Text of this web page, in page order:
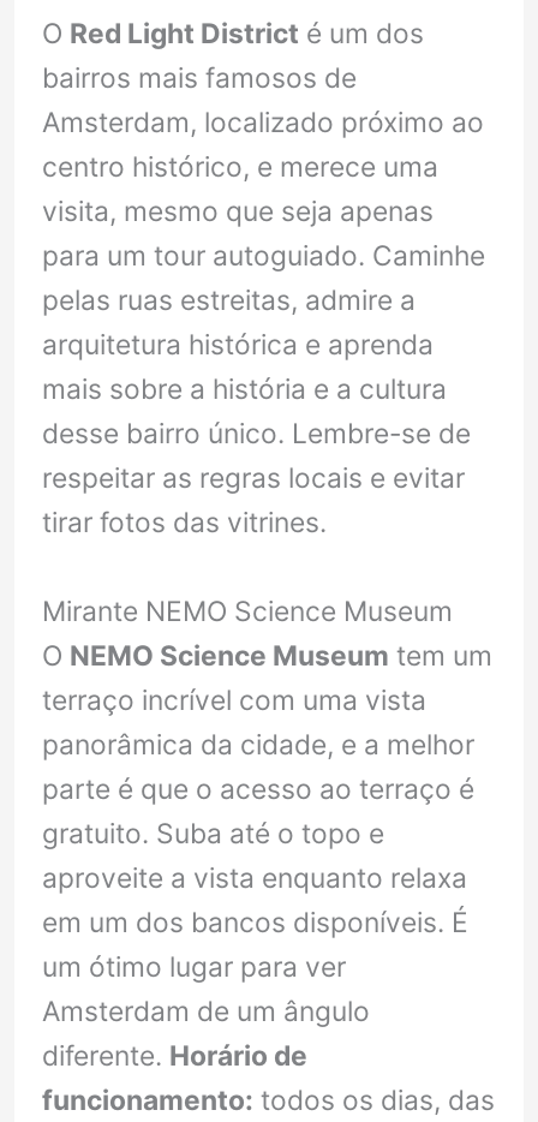
O Red Light District é um dos
bairros mais famosos de
Amsterdam, localizado próximo ao
centro histórico, e merece uma
visita, mesmo que seja apenas
para um tour autoguiado. Caminhe
pelas ruas estreitas, admire a
arquitetura histórica e aprenda
mais sobre a história e a cultura
desse bairro único. Lembre-se de
respeitar as regras locais e evitar
tirar fotos das vitrines.
Mirante NEMO Science Museum
O NEMO Science Museum tem um
terraço incrível com uma vista
panorâmica da cidade, e a melhor
parte é que o acesso ao terraço é
gratuito. Suba até o topo e
aproveite a vista enquanto relaxa
em um dos bancos disponíveis. É
um ótimo lugar para ver
Amsterdam de um ângulo
diferente. Horário de
funcionamento: todos os dias, das